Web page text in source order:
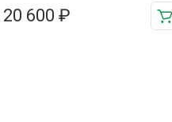
20 600 ₽